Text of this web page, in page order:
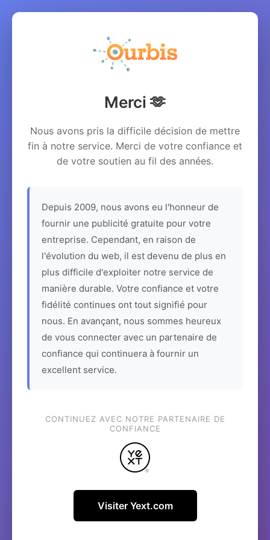
Merci 🫶
Nous avons pris la difficile décision de mettre
fin à notre service. Merci de votre confiance et
de votre soutien au fil des années.
Depuis 2009, nous avons eu l'honneur de
fournir une publicité gratuite pour votre
entreprise. Cependant, en raison de
l'évolution du web, il est devenu de plus en
plus difficile d'exploiter notre service de
manière durable. Votre confiance et votre
fidélité continues ont tout signifié pour
nous. En avançant, nous sommes heureux
de vous connecter avec un partenaire de
confiance qui continuera à fournir un
excellent service.
CONTINUEZ AVEC NOTRE PARTENAIRE DE
CONFIANCE
Visiter Yext.com